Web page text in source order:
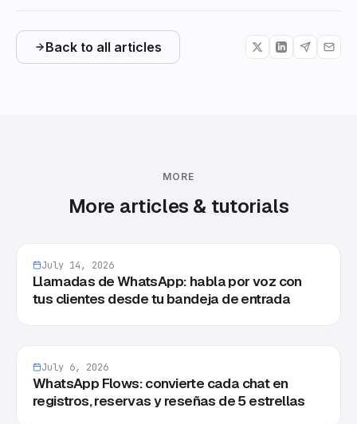
Back to all articles
MORE
More articles & tutorials
July 14, 2026
Llamadas de WhatsApp: habla por voz con
tus clientes desde tu bandeja de entrada
July 6, 2026
WhatsApp Flows: convierte cada chat en
registros, reservas y reseñas de 5 estrellas